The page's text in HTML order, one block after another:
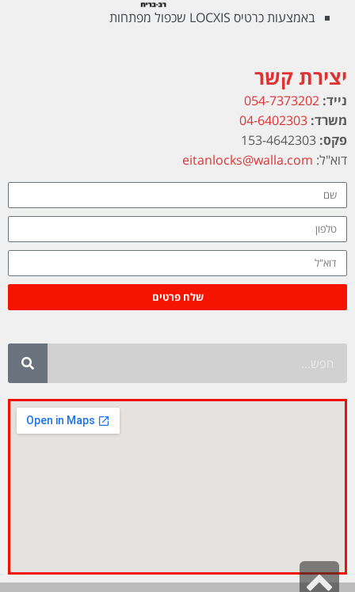
באמצעות כרטיס LOCXIS שכפול מפתחות
יצירת קשר
נייד: 054-7373202
משרד: 04-6402303
פקס:
דוא"ל: eitanlocks@walla.com
שלח פרטים
גלילה